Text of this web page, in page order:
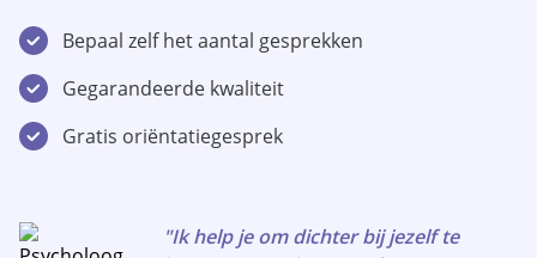
Bepaal zelf het aantal gesprekken
Gegarandeerde kwaliteit
Gratis oriëntatiegesprek
"Ik help je om dichter bij jezelf te